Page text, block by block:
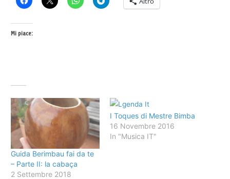
Mi piace:
Guida Berimbau fai da te
– Parte II: la cabaça
2 Settembre 2018
I Toques di Mestre Bimba
16 Novembre 2016
In "Musica IT"